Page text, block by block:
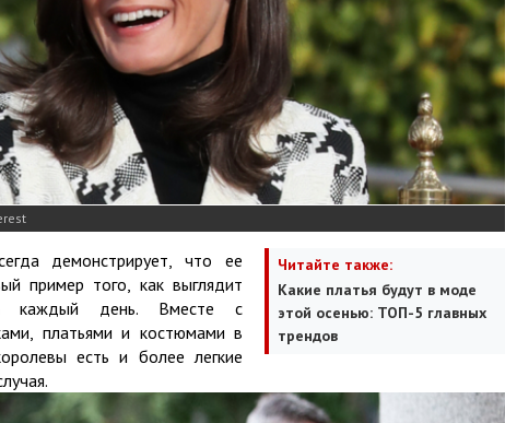
Читайте также:
Какие платья будут в моде
этой осенью: ТОП-5 главных
трендов
демонстрирует, что ее
пример того, как выглядит
каждый день. Вместе с
платьями и костюмами в
есть и более легкие